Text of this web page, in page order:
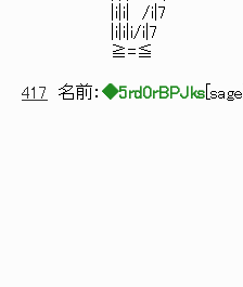
|i|i| /i|7
|i|i|i/i|7
≧=≦
417 名前： ◆5rd0rBPJks sage
f´￣￣
| ――
ヽ＿＿